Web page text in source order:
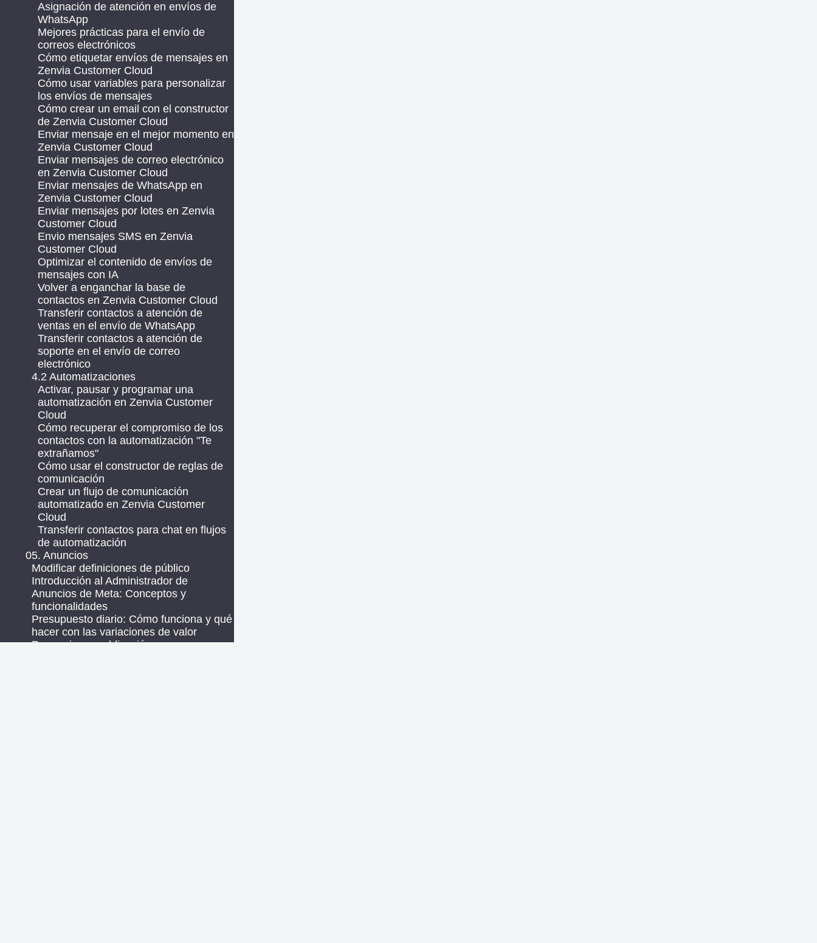
Asignación de atención en envíos de
WhatsApp
Mejores prácticas para el envío de
correos electrónicos
Cómo etiquetar envíos de mensajes en
Zenvia Customer Cloud
Cómo usar variables para personalizar
los envíos de mensajes
Cómo crear un email con el constructor
de Zenvia Customer Cloud
Enviar mensaje en el mejor momento en
Zenvia Customer Cloud
Enviar mensajes de correo electrónico
en Zenvia Customer Cloud
Enviar mensajes de WhatsApp en
Zenvia Customer Cloud
Enviar mensajes por lotes en Zenvia
Customer Cloud
Envio mensajes SMS en Zenvia
Customer Cloud
Optimizar el contenido de envíos de
mensajes con IA
Volver a enganchar la base de
contactos en Zenvia Customer Cloud
Transferir contactos a atención de
ventas en el envío de WhatsApp
Transferir contactos a atención de
soporte en el envío de correo
electrónico
4.2 Automatizaciones
Activar, pausar y programar una
automatización en Zenvia Customer
Cloud
Cómo recuperar el compromiso de los
contactos con la automatización "Te
extrañamos"
Cómo usar el constructor de reglas de
comunicación
Crear un flujo de comunicación
automatizado en Zenvia Customer
Cloud
Transferir contactos para chat en flujos
de automatización
05. Anuncios
Modificar definiciones de público
Introducción al Administrador de
Anuncios de Meta: Conceptos y
funcionalidades
Presupuesto diario: Cómo funciona y qué
hacer con las variaciones de valor
Promocionar publicación